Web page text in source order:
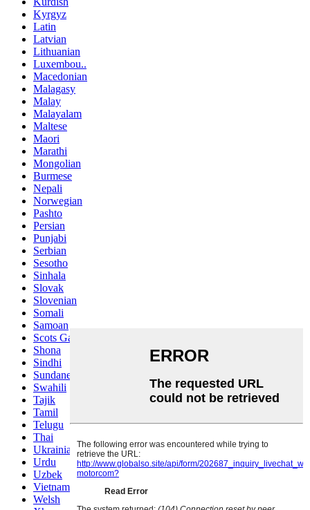
Kyrgyz
Latin
Latvian
Lithuanian
Luxembou..
Macedonian
Malagasy
Malay
Malayalam
Maltese
Maori
Marathi
Mongolian
Burmese
Nepali
Norwegian
Pashto
Persian
Punjabi
Serbian
Sesotho
Sinhala
Slovak
Slovenian
Somali
Samoan
Scots Gaelic
Shona
Sindhi
Sundanese
Swahili
Tajik
Tamil
Telugu
Thai
Ukrainian
Urdu
Uzbek
Vietnamese
Welsh